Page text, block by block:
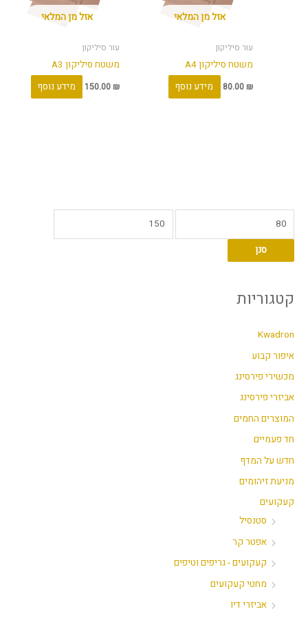
אזל מן המלאי
עור סיליקון
משטח סיליקון A4
80.00 ₪ מידע נוסף
אזל מן המלאי
עור סיליקון
משטח סיליקון A3
150.00 ₪ מידע נוסף
ח
מ
נ
י
ח
סנן
קטגוריות
Kwadron
איפור קבוע
מכשירי פירסינג
אביזרי פירסינג
המוצרים החמים
חד פעמיים
חדש על המדף
מניעת זיהומים
קעקועים
סטנסיל
אפטר קר
קעקועים - גריפים וטיפים
מחטי קעקועים
אביזרי דיו